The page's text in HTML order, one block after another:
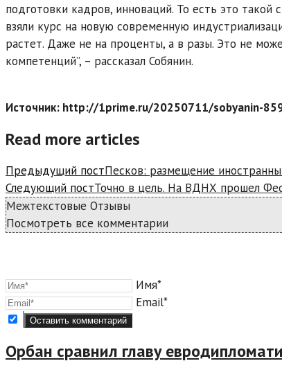
подготовки кадров, инноваций. То есть это
взяли курс на новую современную
растет. Даже не на проценты, а в разы. Это не
компетенций”, – рассказал Собянин.
Источник: http://1prime.ru/20250711/sobyanin-
Read more articles
Предыдущий постПесков: размещение
Следующий постТочно в цель. На ВДНХ прошел
Межтекстовые Отзывы
Посмотреть все комментарии
Имя*
Email*
Орбан сравнил главу